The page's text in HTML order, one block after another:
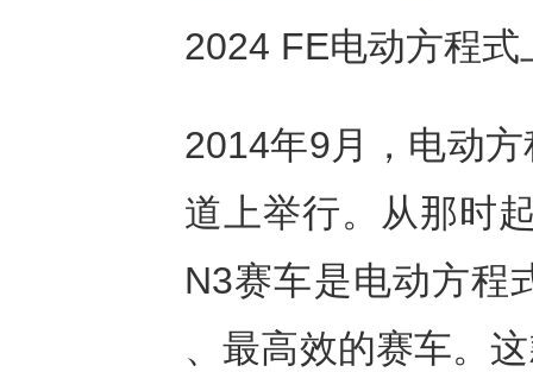
2024 FE电动方程
2014年9月，电动
道上举行。从那时
N3赛车是电动方程
、最高效的赛车。